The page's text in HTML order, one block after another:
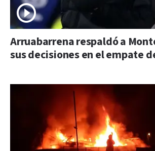
Arruabarrena respaldó a
sus decisiones en el empate